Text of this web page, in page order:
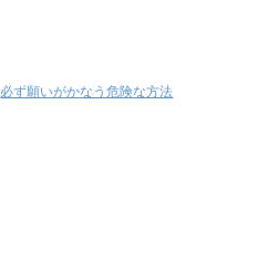
必ず願いがかなう危険な方法